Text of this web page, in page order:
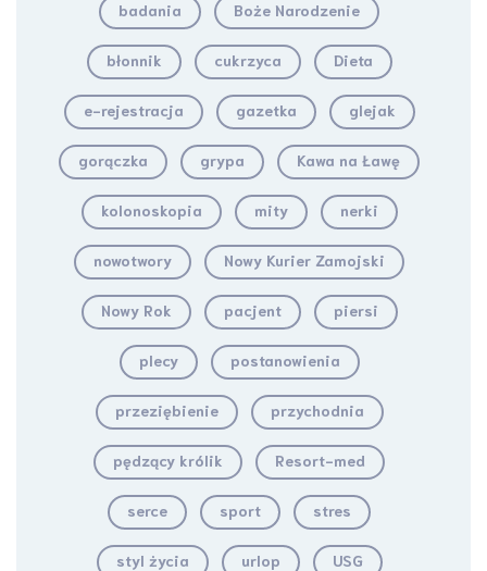
badania Boże Narodzenie
błonnik cukrzyca Dieta
e-rejestracja gazetka glejak
gorączka grypa Kawa na Ławę
kolonoskopia mity nerki
nowotwory Nowy Kurier Zamojski
Nowy Rok pacjent piersi
plecy postanowienia
przeziębienie przychodnia
pędzący królik Resort-med
serce sport stres
styl życia urlop USG